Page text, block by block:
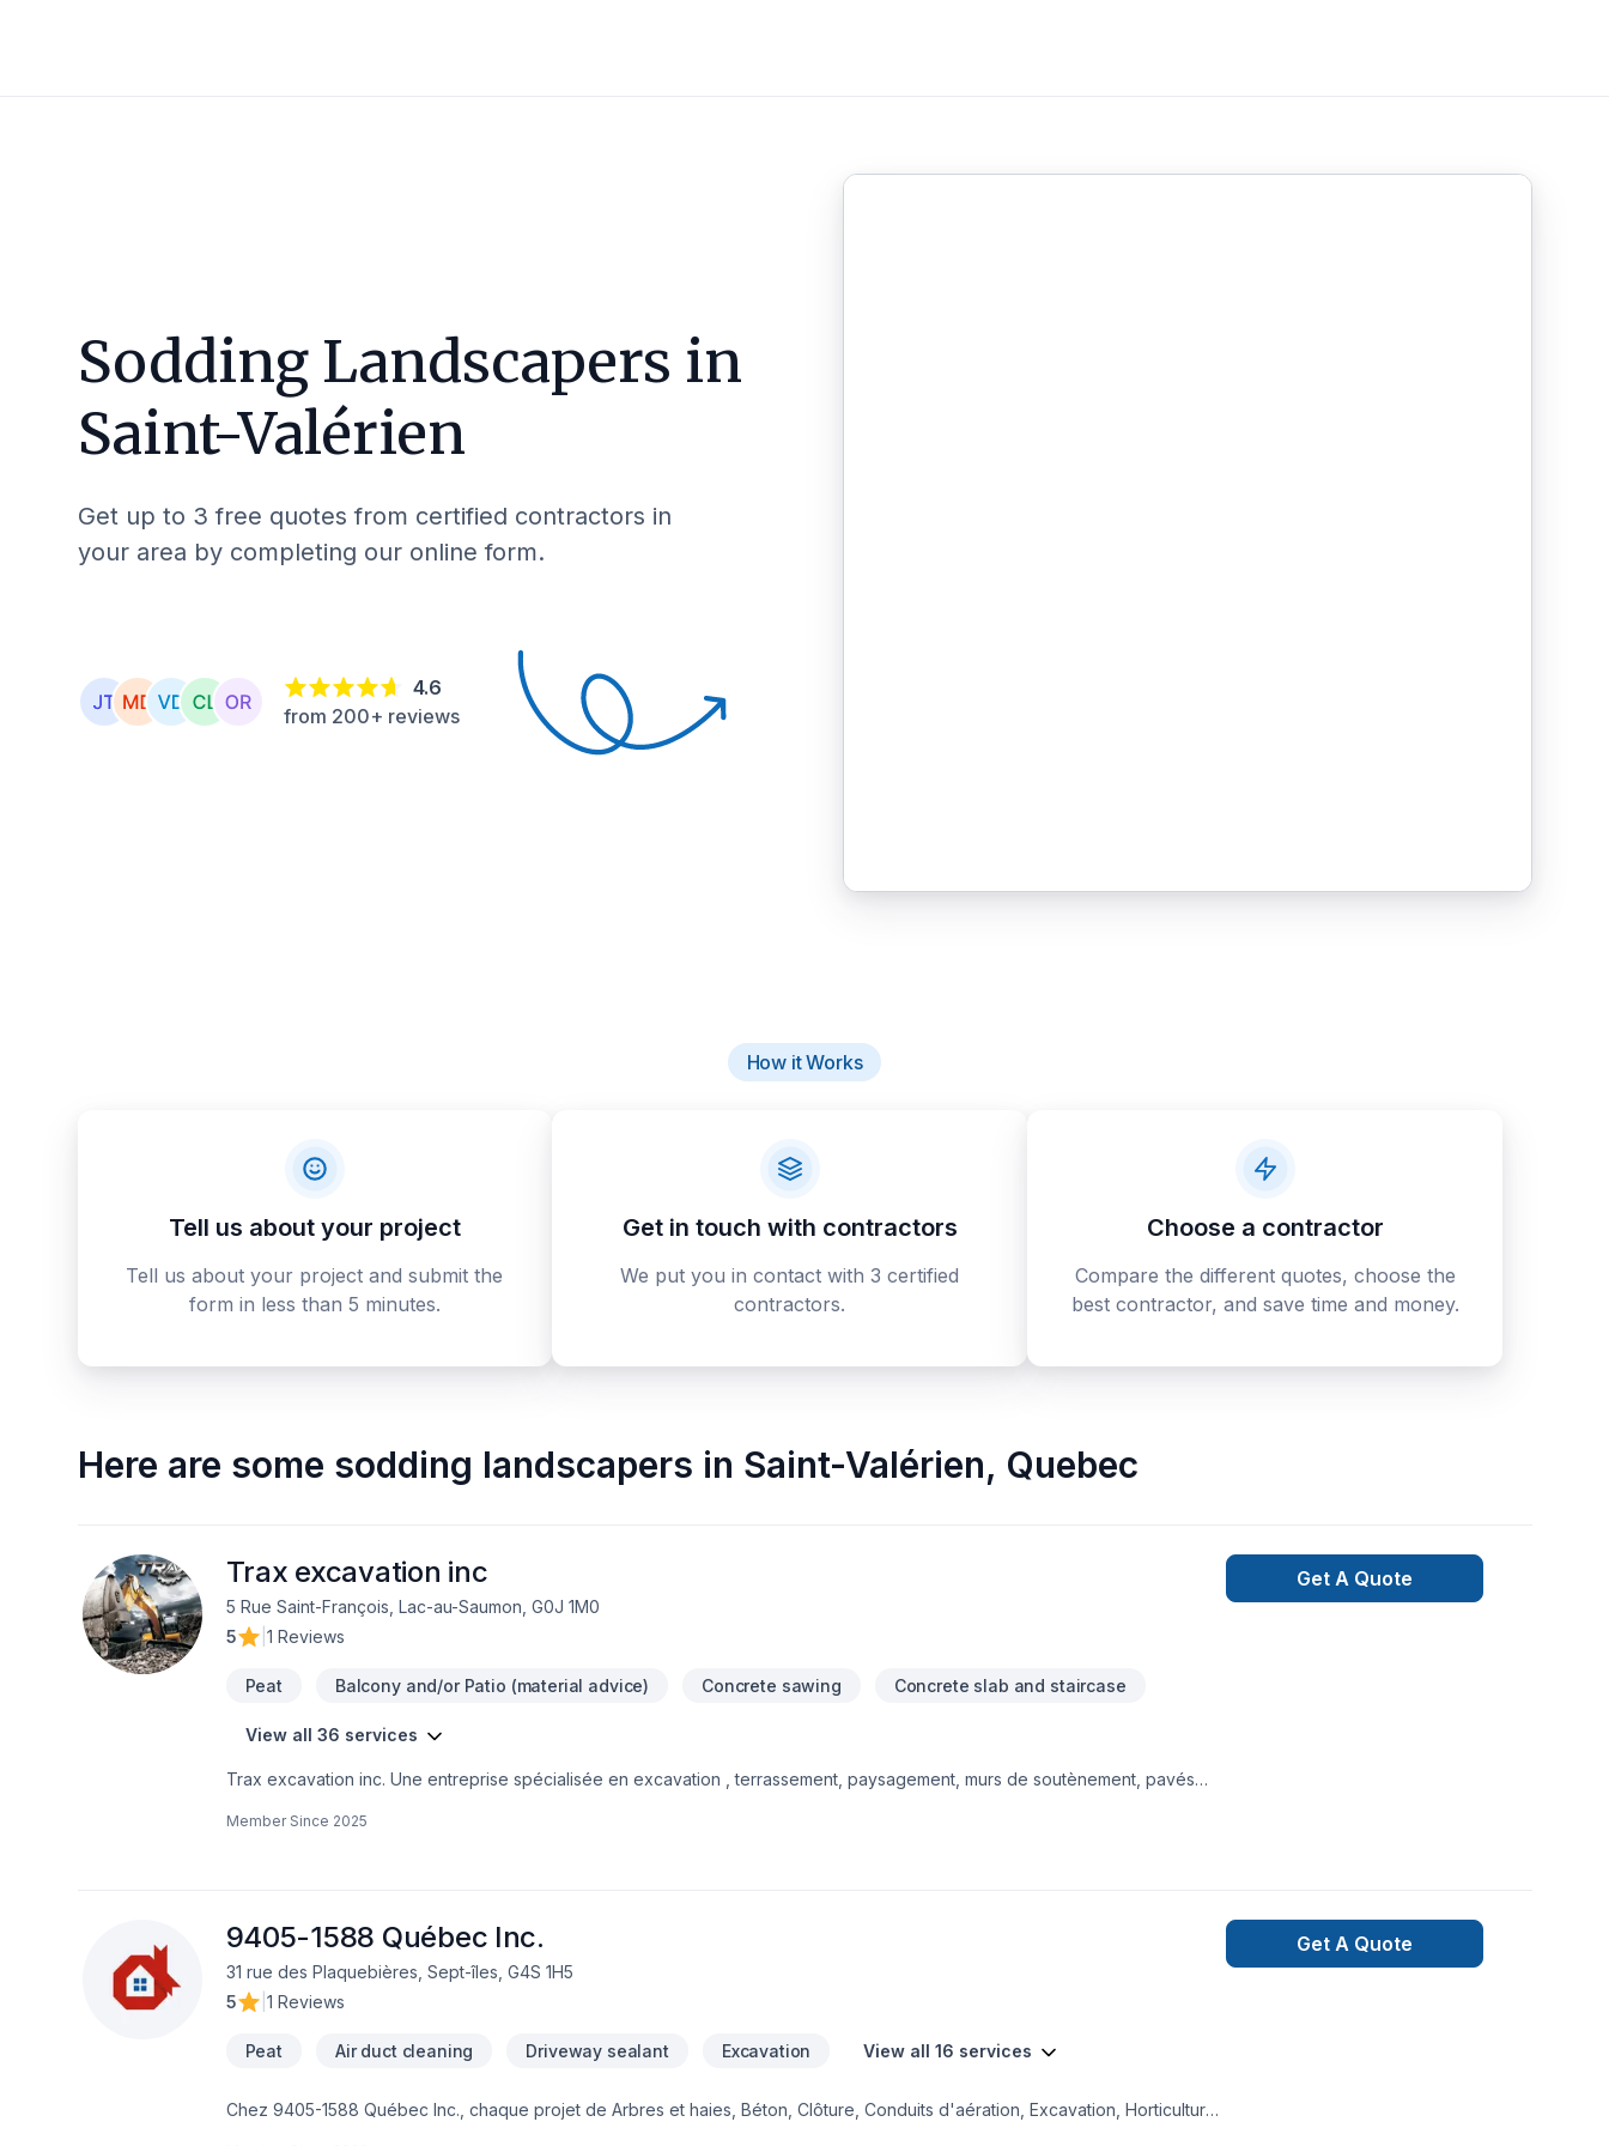
Sodding Landscapers in
Saint-Valérien
Get up to 3 free quotes from certified contractors in
your area by completing our online form.
4.6
from 200+ reviews
How it Works
Tell us about your project
Tell us about your project and submit the
form in less than 5 minutes.
Get in touch with contractors
We put you in contact with 3 certified
contractors.
Choose a contractor
Compare the different quotes, choose the
best contractor, and save time and money.
Here are some sodding landscapers in Saint-Valérien, Quebec
Trax excavation inc
5 Rue Saint-François, Lac-au-Saumon, G0J 1M0
5
1 Reviews
Peat Balcony and/or Patio (material advice) Concrete sawing Concrete slab and staircase
View all 36 services
Trax excavation inc. Une entreprise spécialisée en excavation , terrassement, paysagement, murs de soutènement, pavés
agrégats et plus. Service rapide et garantie !
Member Since 2025
Get A Quote
9405-1588 Québec Inc.
31 rue des Plaquebières, Sept-îles, G4S 1H5
5
1 Reviews
Peat Air duct cleaning Driveway sealant Excavation View all 16 services
Chez 9405-1588 Québec Inc., chaque projet de Arbres et haies, Béton, Clôture, Conduits d'aération, Excavation, Horticulture,
Get A Quote